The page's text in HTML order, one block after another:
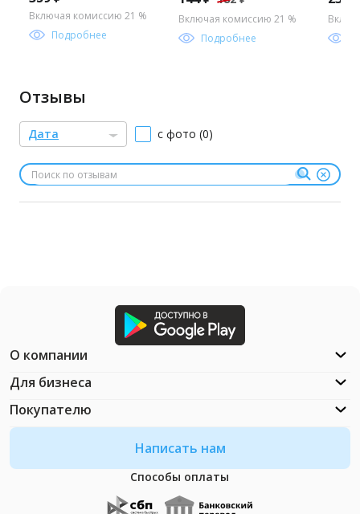
Включая комиссию 21 %
Подробнее
Включая комиссию 21 %
Подробнее
Отзывы
Дата с фото (0)
Написать нам
Способы оплаты
О компании
Для бизнеса
Покупателю